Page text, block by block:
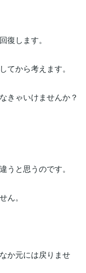
復します。
てから考えます。
きゃいけませんか？
うと思うのです。
ん。
か元には戻りませ